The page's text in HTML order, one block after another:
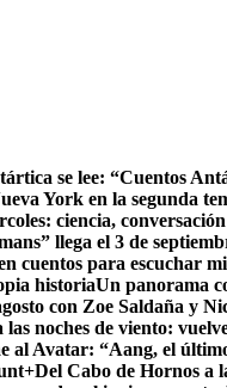
se lee: “Cuentos
York en la segunda
ciencia,
llega el 3 de
cuentos para escuchar
historiaUn panorama
con Zoe Saldaña y
noches de viento:
al Avatar: “Aang, el
Del Cabo de Hornos a